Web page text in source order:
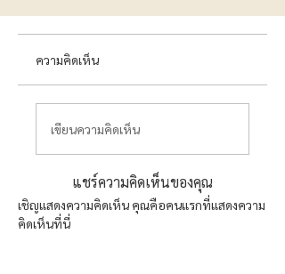
ความคิดเห็น
เขียนความคิดเห็น
แชร์ความคิดเห็นของคุณ
เชิญแสดงความคิดเห็น คุณคือคนแรกที่แสดงความ
คิดเห็นที่นี่